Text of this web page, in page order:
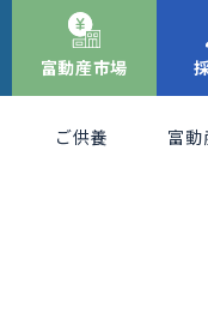
ご供養 富動
富動産市場